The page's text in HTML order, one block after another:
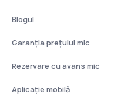
Blogul
Garanția prețului mic
Rezervare cu avans mic
Aplicație mobilă